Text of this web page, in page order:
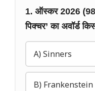
1. ऑस्कर 2026
पिक्चर’ का अवॉर्ड
A) Sinners
B) Frankenstein